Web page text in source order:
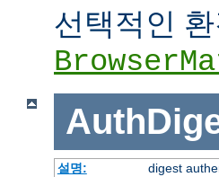
선택적인
설명:
digest